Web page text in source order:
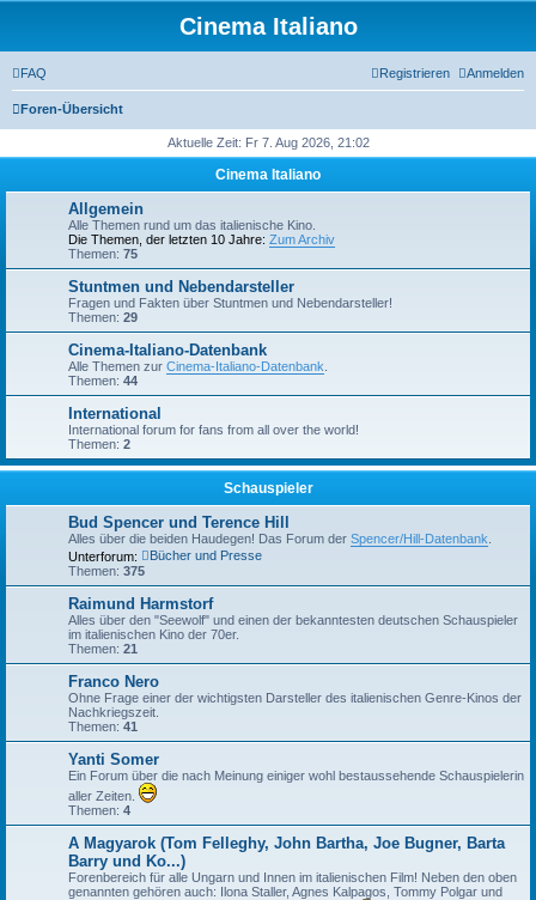
Cinema Italiano
FAQ Anmelden
Registrieren
Foren-Übersicht
Aktuelle Zeit: Fr 7. Aug 2026, 21:02
Cinema Italiano
Allgemein
Alle Themen rund um das italienische Kino.
Die Themen, der letzten 10 Jahre: Zum Archiv
Themen: 75
Stuntmen und Nebendarsteller
Fragen und Fakten über Stuntmen und Nebendarsteller!
Themen: 29
Cinema-Italiano-Datenbank
Alle Themen zur Cinema-Italiano-Datenbank
Themen: 44
International
International forum for fans from all over the world!
Themen: 2
Schauspieler
Bud Spencer und Terence Hill
Alles über die beiden Haudegen! Das Forum der Spencer/Hill-Datenbank
Unterforum:
Bücher und Presse
Themen: 375
Raimund Harmstorf
Alles über den "Seewolf" und einen der bekanntesten deutschen Schauspieler
im italienischen Kino der 70er.
Themen: 21
Franco Nero
Ohne Frage einer der wichtigsten Darsteller des italienischen Genre-Kinos der
Nachkriegszeit.
Themen: 41
Yanti Somer
Ein Forum über die nach Meinung einiger wohl bestaussehende Schauspielerin
aller Zeiten.
Themen: 4
A Magyarok (Tom Felleghy, John Bartha, Joe Bugner, Barta
Barry und Ko...)
Forenbereich für alle Ungarn und Innen im italienischen Film! Neben den oben
genannten gehören auch: Ilona Staller, Agnes Kalpagos, Tommy Polgar und